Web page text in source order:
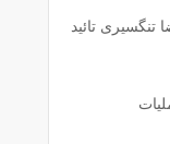
تنگسیری تائید